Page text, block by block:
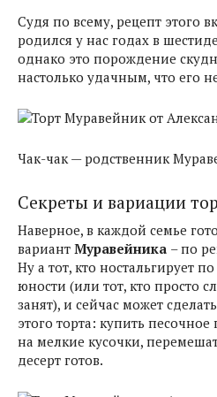
Судя по всему, рецепт этого
родился у нас годах в
однако это порождение
настолько удачным, что его
Чак-чак — родственник
Секреты и вариации
Наверное, в каждой семье
вариант Муравейника – по
Ну а тот, кто ностальгирует
юности (или тот, кто просто
занят), и сейчас может
этого торта: купить
на мелкие кусочки,
десерт готов.